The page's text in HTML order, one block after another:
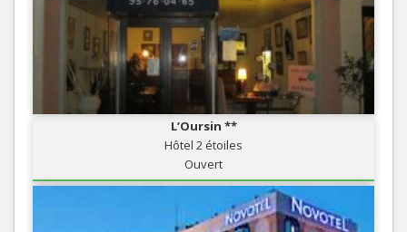
L’Oursin **
Hôtel 2 étoiles
Ouvert